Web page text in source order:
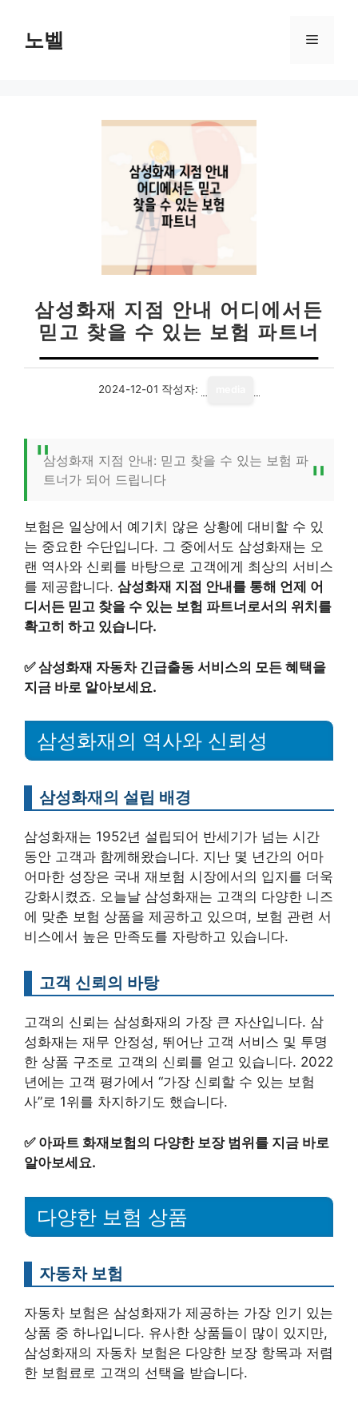
노벨 메
삼성화재 지점 안내 어디에서든
믿고 찾을 수 있는 보험 파트너
2024-12-01 작성자:
삼성화재 지점 안내: 믿고 찾을 수 있는 보험 파
트너가 되어 드립니다
보험은 일상에서 예기치 않은 상황에 대비할 수 있
는 중요한 수단입니다. 그 중에서도 삼성화재는 오
랜 역사와 신뢰를 바탕으로 고객에게 최상의 서비스
를 제공합니다. 삼성화재 지점 안내를 통해 언제 어
디서든 믿고 찾을 수 있는 보험 파트너로서의 위치를
확고히 하고 있습니다.
✅삼성화재 자동차 긴급출동 서비스의 모든 혜택을
지금 바로 알아보세요.
삼성화재의 역사와 신뢰성
삼성화재의 설립 배경
삼성화재는 1952년 설립되어 반세기가 넘는 시간
동안 고객과 함께해왔습니다. 지난 몇 년간의 어마
어마한 성장은 국내 재보험 시장에서의 입지를 더욱
강화시켰죠. 오늘날 삼성화재는 고객의 다양한 니즈
에 맞춘 보험 상품을 제공하고 있으며, 보험 관련 서
비스에서 높은 만족도를 자랑하고 있습니다.
고객 신뢰의 바탕
고객의 신뢰는 삼성화재의 가장 큰 자산입니다. 삼
성화재는 재무 안정성, 뛰어난 고객 서비스 및 투명
한 상품 구조로 고객의 신뢰를 얻고 있습니다. 2022
년에는 고객 평가에서 “가장 신뢰할 수 있는 보험
사”로 1위를 차지하기도 했습니다.
✅ 아파트 화재보험의 다양한 보장 범위를 지금 바로
알아보세요.
다양한 보험 상품
자동차 보험
자동차 보험은 삼성화재가 제공하는 가장 인기 있는
상품 중 하나입니다. 유사한 상품들이 많이 있지만,
삼성화재의 자동차 보험은 다양한 보장 항목과 저렴
한 보험료로 고객의 선택을 받습니다.